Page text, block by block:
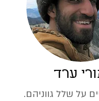
ערד
על שלל גווניהם.